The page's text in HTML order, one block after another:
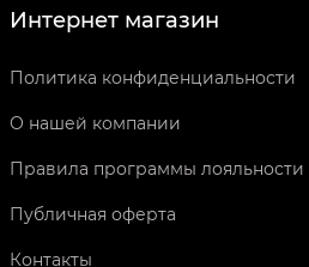
Интернет магазин
Политика конфиденциальности
О нашей компании
Правила программы лояльности
Публичная оферта
Контакты